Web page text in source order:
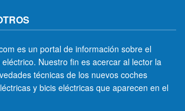
es un portal de información sobre el
Nuestro fin es acercar al lector la
técnicas de los nuevos coches
y bicis eléctricas que aparecen en el